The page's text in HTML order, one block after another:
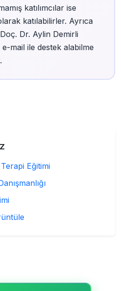
katılımcılar ise
katılabilirler. Ayrıca
Doç. Dr. Aylin Demirli
mail ile destek alabilme
Terapi Eğitimi